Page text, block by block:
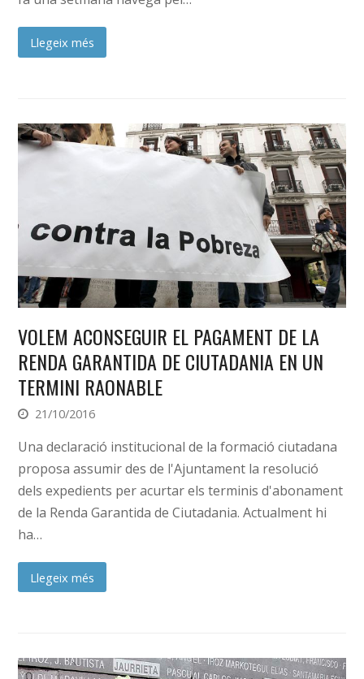
Llegeix més
VOLEM ACONSEGUIR EL PAGAMENT DE LA
RENDA GARANTIDA DE CIUTADANIA EN UN
TERMINI RAONABLE
21/10/2016
Una declaració institucional de la formació ciutadana
proposa assumir des de l'Ajuntament la resolució
dels expedients per acurtar els terminis d'abonament
de la Renda Garantida de Ciutadania. Actualment hi
ha…
Llegeix més